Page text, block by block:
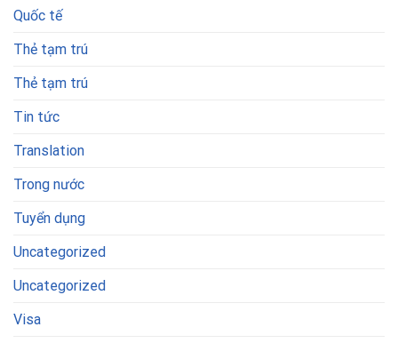
Quốc tế
Thẻ tạm trú
Thẻ tạm trú
Tin tức
Translation
Trong nước
Tuyển dụng
Uncategorized
Uncategorized
Visa